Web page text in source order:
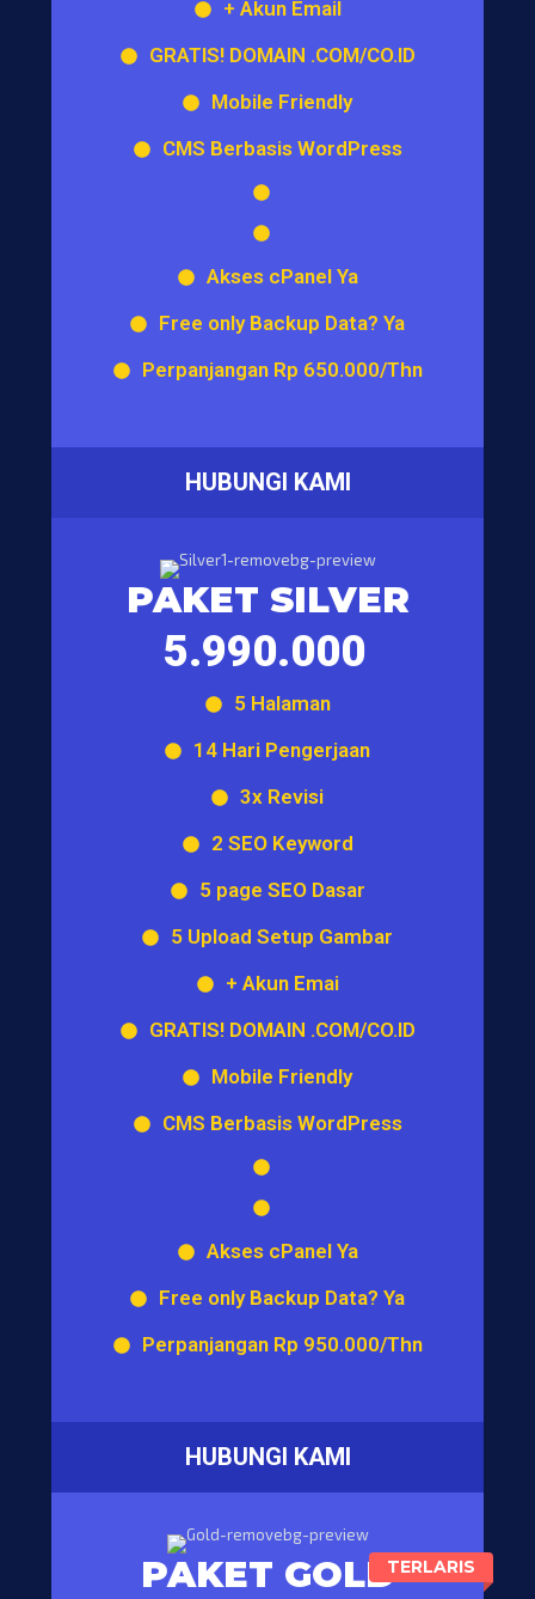
+ Akun Email
GRATIS! DOMAIN .COM/CO.ID
Mobile Friendly
CMS Berbasis WordPress
Akses cPanel Ya
Free only Backup Data? Ya
Perpanjangan Rp 650.000/Thn
HUBUNGI KAMI
PAKET SILVER
5.990.000
5 Halaman
14 Hari Pengerjaan
3x Revisi
2 SEO Keyword
5 page SEO Dasar
5 Upload Setup Gambar
+ Akun Emai
GRATIS! DOMAIN .COM/CO.ID
Mobile Friendly
CMS Berbasis WordPress
Akses cPanel Ya
Free only Backup Data? Ya
Perpanjangan Rp 950.000/Thn
HUBUNGI KAMI
TERLARIS
PAKET GOLD